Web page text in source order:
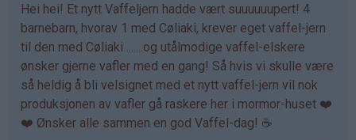
Hei hei! Et nytt Vaffeljern hadde vært suuuuuupert! 4
barnebarn, hvorav 1 med Cøliaki, krever eget vaffel-jern
til den med Cøliaki .......og utålmodige vaffel-elskere
ønsker gjerne vafler med en gang! Så hvis vi skulle være
så heldig å bli velsignet med et nytt vaffel-jern vil nok
produksjonen av vafler gå raskere her i mormor-huset ❤️
❤️ Ønsker alle sammen en god Vaffel-dag! ☕️